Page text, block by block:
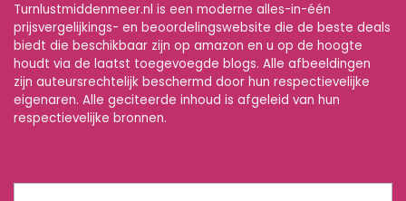
Turnlustmiddenmeer.nl is een moderne alles-in-één
prijsvergelijkings- en beoordelingswebsite die de beste deals
biedt die beschikbaar zijn op amazon en u op de hoogte
houdt via de laatst toegevoegde blogs. Alle afbeeldingen
zijn auteursrechtelijk beschermd door hun respectievelijke
eigenaren. Alle geciteerde inhoud is afgeleid van hun
respectievelijke bronnen.